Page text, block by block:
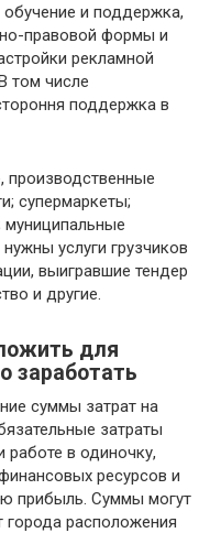
и поддержка,
правовой формы и
рекламной
том числе
поддержка в
производственные
супермаркеты;
услуги грузчиков
выигравшие тендер
и другие.
для
заработать
суммы затрат на
затраты
в одиночку,
ресурсов и
прибыль. Суммы могут
города расположения